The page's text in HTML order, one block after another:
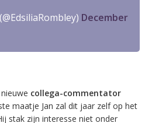
December
collega-commentator
maatje Jan zal dit jaar zelf op het
stak zijn interesse niet onder